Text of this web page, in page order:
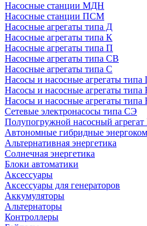
Насосные станции МДН
Насосные станции ПСМ
Насосные агрегаты типа Д
Насосные агрегаты типа К
Насосные агрегаты типа П
Насосные агрегаты типа СВ
Насосные агрегаты типа С
Насосы и насосные агрегаты типа
Насосы и насосные агрегаты
Насосы и насосные агрегаты
Сетевые электронасосы типа СЭ
Полупогружной насосный
Автономные гибридные
Альтернативная энергетика
Солнечная энергетика
Блоки автоматики
Аксессуары
Аксессуары для генераторов
Аккумуляторы
Альтернаторы
Контроллеры